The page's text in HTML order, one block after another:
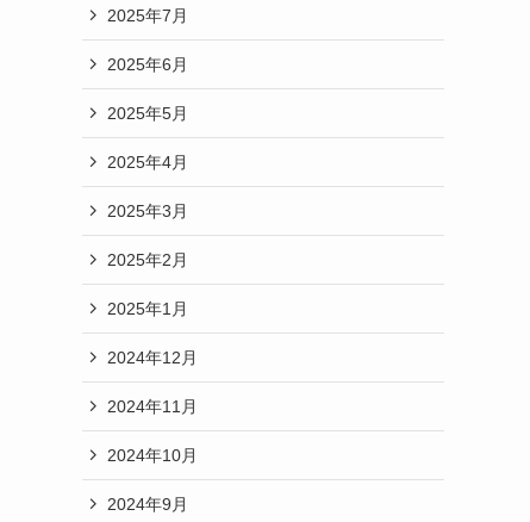
2025年7月
2025年6月
2025年5月
2025年4月
2025年3月
2025年2月
2025年1月
2024年12月
2024年11月
2024年10月
2024年9月